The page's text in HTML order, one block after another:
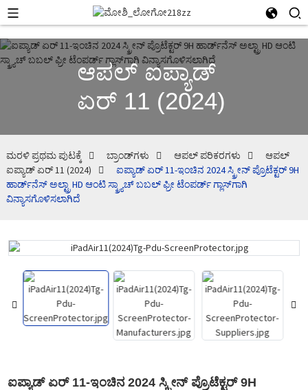
ಆಪಲ್ ಐಪ್ಯಾಡ್
ಏರ್ 11 (2024)
ಮರಳಿ ಪ್ರಥಮ ಪುಟಕ್ಕೆ ಬ್ರಾಂಡ್‌ಗಳು ಆಪಲ್ ಪರಿಕರಗಳು
ಆಪಲ್
ಐಪ್ಯಾಡ್ ಏರ್ 11 (2024)
ಐಪ್ಯಾಡ್ ಏರ್ 11-ಇಂಚಿನ 2024 ಸ್ಕ್ರೀನ್ ಪ್ರೊಟೆಕ್ಟರ್ 9H
ಹಾರ್ಡ್‌ನೆಸ್ ಅಲ್ಟ್ರಾ HD ಆಂಟಿ ಸ್ಕ್ರ್ಯಾಚ್ ಬಬಲ್ ಫ್ರೀ ಟೆಂಪರ್ಡ್ ಗ್ಲಾಸ್‌ಗಾಗಿ
ವಿನ್ಯಾಸಗೊಳಿಸಲಾಗಿದೆ
ಐಪ್ಯಾಡ್ ಏರ್ 11-ಇಂಚಿನ 2024 ಸ್ಕ್ರೀನ್ ಪ್ರೊಟೆಕ್ಟರ್ 9H